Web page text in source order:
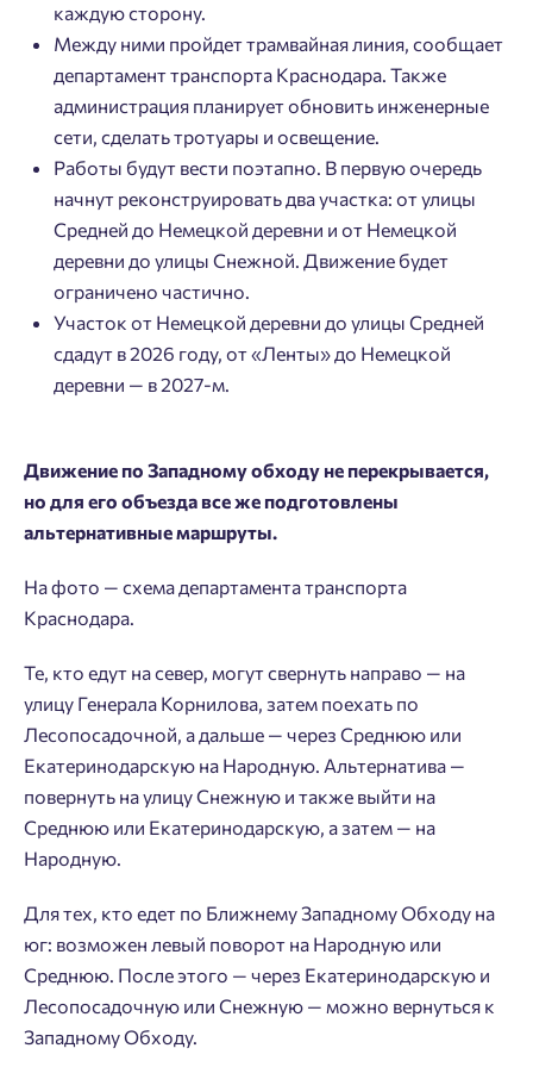
каждую сторону.
Между ними пройдет трамвайная линия, сообщает
департамент транспорта Краснодара. Также
администрация планирует обновить инженерные
сети, сделать тротуары и освещение.
Работы будут вести поэтапно. В первую очередь
начнут реконструировать два участка: от улицы
Средней до Немецкой деревни и от Немецкой
деревни до улицы Снежной. Движение будет
ограничено частично.
Участок от Немецкой деревни до улицы Средней
сдадут в 2026 году, от «Ленты» до Немецкой
деревни — в 2027-м.
Движение по Западному обходу не перекрывается,
но для его объезда все же подготовлены
альтернативные маршруты.
На фото — схема департамента транспорта
Краснодара.
Те, кто едут на север, могут свернуть направо — на
улицу Генерала Корнилова, затем поехать по
Лесопосадочной, а дальше — через Среднюю или
Екатеринодарскую на Народную. Альтернатива —
повернуть на улицу Снежную и также выйти на
Среднюю или Екатеринодарскую, а затем — на
Народную.
Для тех, кто едет по Ближнему Западному Обходу на
юг: возможен левый поворот на Народную или
Среднюю. После этого — через Екатеринодарскую и
Лесопосадочную или Снежную — можно вернуться к
Западному Обходу.
Пожалуйста, оставьте ваши контакты и мы вам
перезвоним.
Добро пожаловать в личный
кабинет
Выбор города